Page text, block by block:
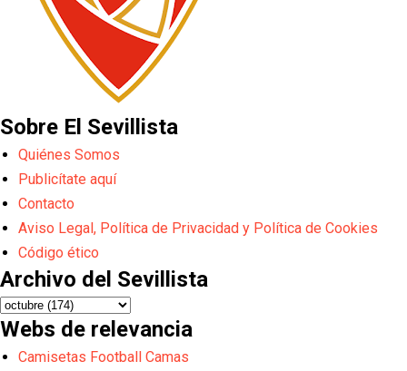
Sobre El Sevillista
Quiénes Somos
Publicítate aquí
Contacto
Aviso Legal, Política de Privacidad y Política de Cookies
Código ético
Archivo del Sevillista
Webs de relevancia
Camisetas Football Camas